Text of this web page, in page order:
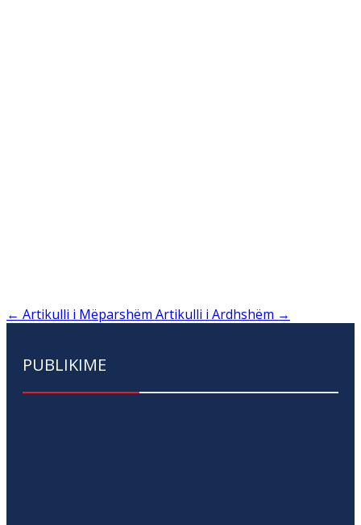
← Artikulli i Mëparshëm Artikulli i Ardhshëm →
PUBLIKIME